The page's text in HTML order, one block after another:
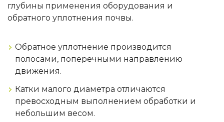
глубины применения оборудования и
обратного уплотнения почвы.
Обратное уплотнение производится
полосами, поперечными направлению
движения.
Катки малого диаметра отличаются
превосходным выполнением обработки и
небольшим весом.